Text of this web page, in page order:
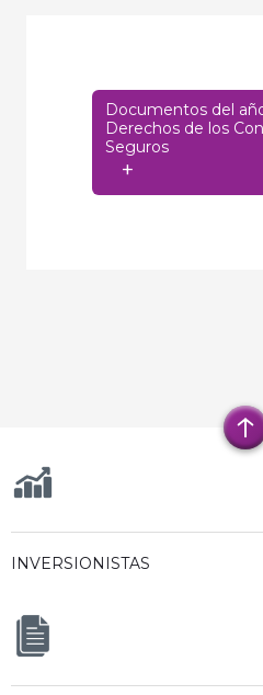
Documentos del
Derechos de los
Seguros
+
INVERSIONISTAS